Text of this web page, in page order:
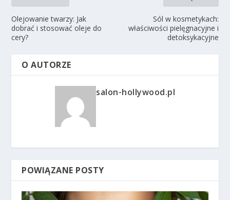
Olejowanie twarzy: Jak
dobrać i stosować oleje do
cery?
Sól w kosmetykach:
właściwości pielęgnacyjne i
detoksykacyjne
O AUTORZE
salon-hollywood.pl
POWIĄZANE POSTY